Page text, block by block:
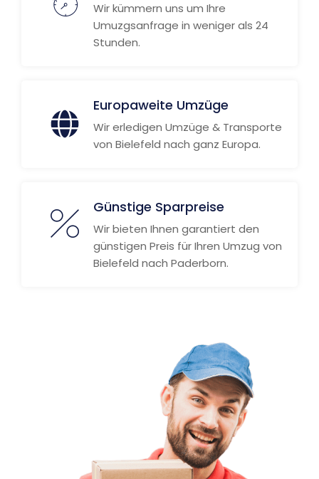
Wir kümmern uns um Ihre
Umuzgsanfrage in weniger als 24
Stunden.
Europaweite Umzüge
Wir erledigen Umzüge & Transporte
von Bielefeld nach ganz Europa.
Günstige Sparpreise
Wir bieten Ihnen garantiert den
günstigen Preis für Ihren Umzug von
Bielefeld nach Paderborn.